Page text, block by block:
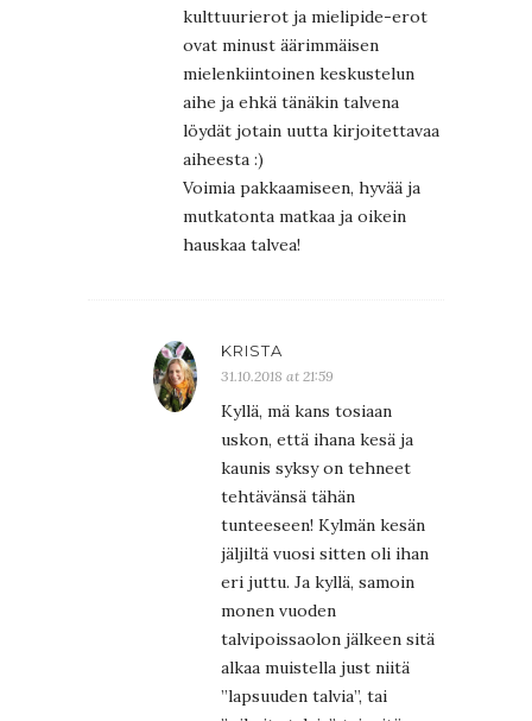
kulttuurierot ja mielipide-erot
ovat minust äärimmäisen
mielenkiintoinen keskustelun
aihe ja ehkä tänäkin talvena
löydät jotain uutta kirjoitettavaa
aiheesta :)
Voimia pakkaamiseen, hyvää ja
mutkatonta matkaa ja oikein
hauskaa talvea!
KRISTA
31.10.2018 at 21:59
Kyllä, mä kans tosiaan
uskon, että ihana kesä ja
kaunis syksy on tehneet
tehtävänsä tähän
tunteeseen! Kylmän kesän
jäljiltä vuosi sitten oli ihan
eri juttu. Ja kyllä, samoin
monen vuoden
talvipoissaolon jälkeen sitä
alkaa muistella just niitä
”lapsuuden talvia”, tai